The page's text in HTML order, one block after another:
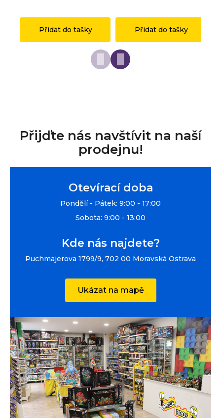
Přidat do tašky Přidat do tašky
Přijďte nás navštívit na naší
prodejnu!
Otevírací doba
Pondělí - Pátek: 9:00 - 17:00
Sobota: 9:00 - 13:00
Kde nás najdete?
Puchmajerova 1799/9, 702 00 Moravská Ostrava
Ukázat na mapě